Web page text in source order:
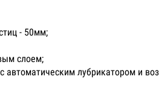
- 50мм;
слоем;
автоматическим лубрикатором и